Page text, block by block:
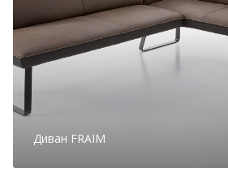
Диван FRAIM